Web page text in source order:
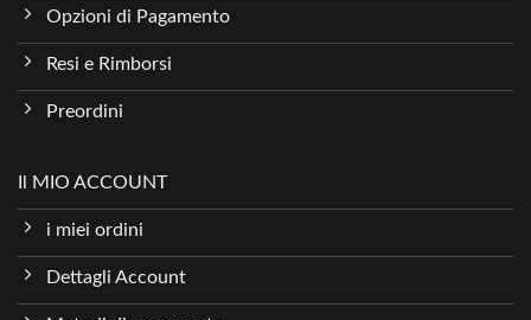
Opzioni di Pagamento
Resi e Rimborsi
Preordini
Il MIO ACCOUNT
i miei ordini
Dettagli Account